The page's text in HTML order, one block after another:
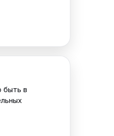
быть в